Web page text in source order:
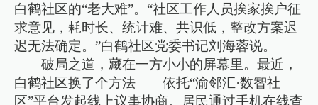
白鹤社区的“老大难”。“社区工作人员挨家挨户征
求意见，耗时长、统计难、共识低，整改方案迟
迟无法确定。”白鹤社区党委书记刘海蓉说。
破局之道，藏在一方小小的屏幕里。最近，
白鹤社区换了个方法——依托“渝邻汇·数智社
区”平台发起线上议事协商。居民通过手机在线查